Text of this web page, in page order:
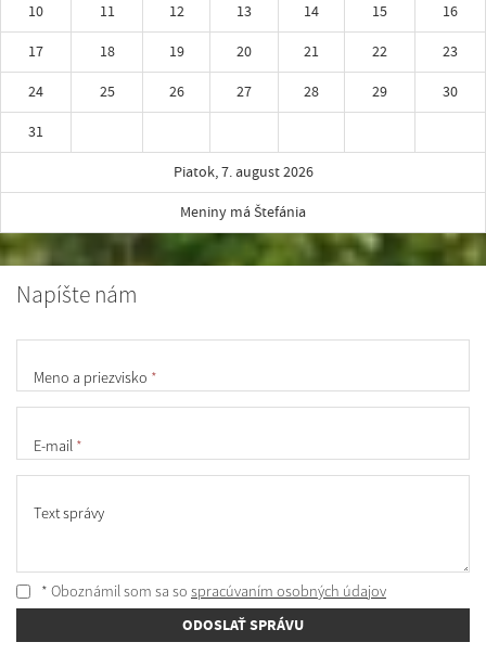
10
11 12 13 14 15
16
17
18 19 20 21 22
23
24
25 26 27 28 29
30
31
Piatok, 7. august 2026
Meniny má Štefánia
Napíšte nám
Meno a priezvisko *
E-mail *
Text správy
* Oboznámil som sa so spracúvaním osobných údajov
ODOSLAŤ SPRÁVU